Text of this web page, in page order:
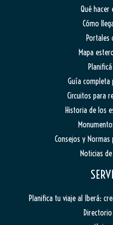
Qué hacer
Cómo
Portales
Mapa
Guía
Circuitos para
Historia de los
Consejos y
Noticias
Planifica tu viaje al Iberá: